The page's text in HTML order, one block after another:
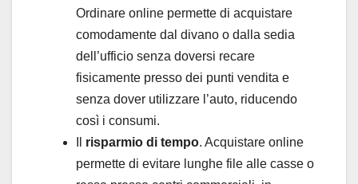
Ordinare online permette di acquistare
comodamente dal divano o dalla sedia
dell’ufficio senza doversi recare
fisicamente presso dei punti vendita e
senza dover utilizzare l’auto, riducendo
così i consumi.
risparmio di tempo. Acquistare online
permette di evitare lunghe file alle casse o